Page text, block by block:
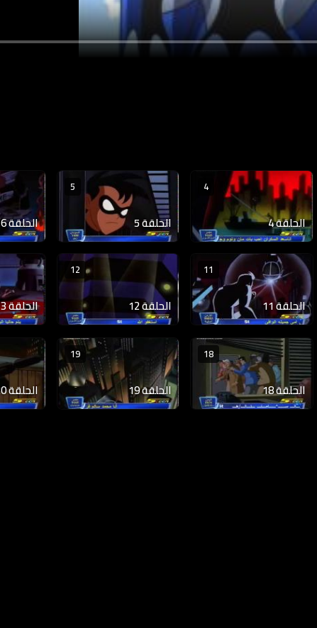
4
الحلقة 4
5
الحلقة 5 الحلقة 6
11
الحلقة 11
12
الحلقة 12 الحلقة 13
18
الحلقة 18
19
الحلقة 19 الحلقة 20